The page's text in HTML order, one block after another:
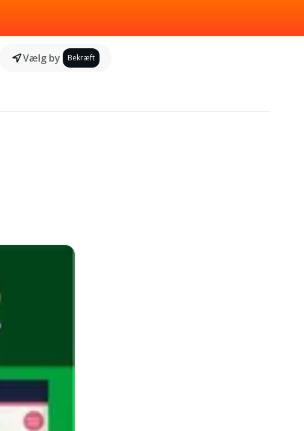
Vælg by Bekræft